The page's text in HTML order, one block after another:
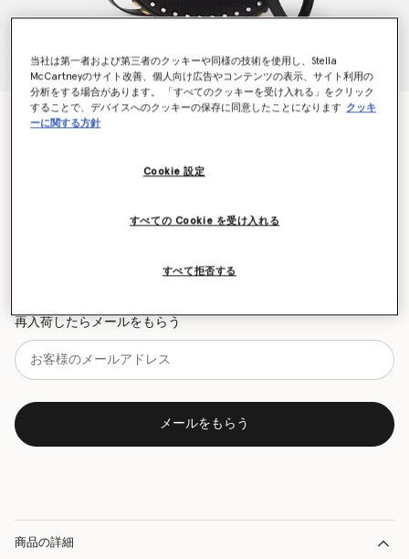
フレイム スタッズ グレイニー オルター マット ミデ
再入荷したらメールをもらう
メールをもらう
商品の詳細
当社は第一者および第三者のクッキーや同様の技術を使用し、Stella
McCartneyのサイト改善、個人向け広告やコンテンツの表示、サイト利用の
分析をする場合があります。 「すべてのクッキーを受け入れる」をクリック
することで、デバイスへのクッキーの保存に同意したことになります クッキ
ーに関する方針
Cookie 設定
すべて拒否する
すべての Cookie を受け入れる